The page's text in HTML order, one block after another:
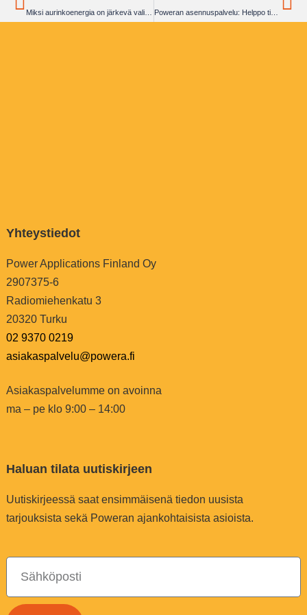
Poweran asennuspalvelu: Helppo tie aurinkoenergian hyödyntämiseen
Yhteystiedot
Power Applications Finland Oy
2907375-6
Radiomiehenkatu 3
20320 Turku
02 9370 0219
asiakaspalvelu@powera.fi
Asiakaspalvelumme on avoinna
ma – pe klo 9:00 – 14:00
Haluan tilata uutiskirjeen
Uutiskirjeessä saat ensimmäisenä tiedon uusista
tarjouksista sekä Poweran ajankohtaisista asioista.